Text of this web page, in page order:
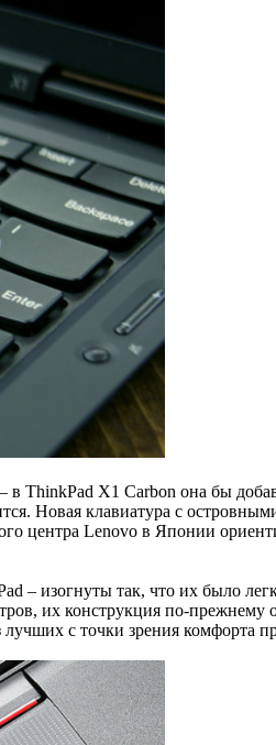
в ThinkPad X1 Carbon она бы
Новая клавиатура с
центра Lenovo в Японии
– изогнуты так, что их было
их конструкция по-прежнему
с точки зрения комфорта